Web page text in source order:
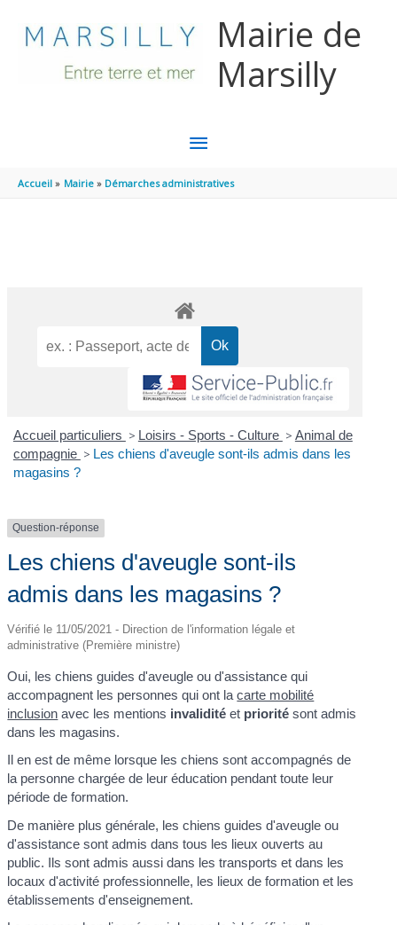
Mairie de
Marsilly
MENU
PRINCIPAL
Accueil Mairie Démarches administratives
Accueil particuliers > Loisirs - Sports - Culture > Animal de
compagnie > Les chiens d'aveugle sont-ils admis dans les
magasins ?
Question-réponse
Les chiens d'aveugle sont-ils
admis dans les magasins ?
Vérifié le 11/05/2021 - Direction de l'information légale et
administrative (Première ministre)
Oui, les chiens guides d'aveugle ou d'assistance qui
accompagnent les personnes qui ont lacarte mobilité
inclusion avec les mentions invalidité et priorité sont admis
dans les magasins.
Il en est de même lorsque les chiens sont accompagnés de
la personne chargée de leur éducation pendant toute leur
période de formation.
De manière plus générale, les chiens guides d'aveugle ou
d'assistance sont admis dans tous les lieux ouverts au
public. Ils sont admis aussi dans les transports et dans les
locaux d'activité professionnelle, les lieux de formation et les
établissements d'enseignement.